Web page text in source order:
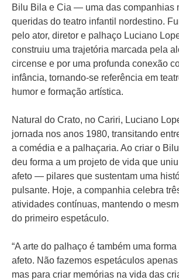
Bilu Bila e Cia — uma das companhias
queridas do teatro infantil nordestino.
pelo ator, diretor e palhaço Luciano
construiu uma trajetória marcada pela
circense e por uma profunda conexão
infância, tornando-se referência em
humor e formação artística.
Natural do Crato, no Cariri, Luciano
jornada nos anos 1980, transitando
a comédia e a palhaçaria. Ao criar o
deu forma a um projeto de vida que
afeto — pilares que sustentam uma
pulsante. Hoje, a companhia celebra
atividades contínuas, mantendo o
do primeiro espetáculo.
“A arte do palhaço é também uma
afeto. Não fazemos espetáculos
mas para criar memórias na vida das